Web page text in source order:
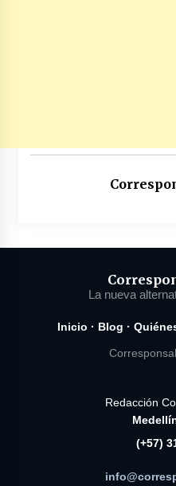
La nueva
Inicio · Blog ·
Redacción
(+57)